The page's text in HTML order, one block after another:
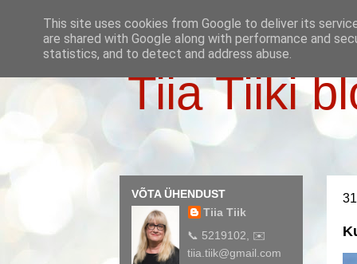
Tiia Tiiki
VÕTA ÜHENDUST
Tiia Tiik
📞 5219102, ✉️
tiia.tiik@gmail.com
This site uses cookies from Google to deliver its
are shared with Google along with performance and
statistics, and to detect and address abuse.